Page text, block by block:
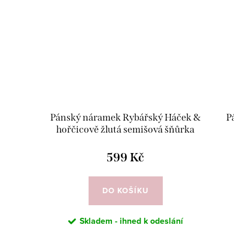
Pánský náramek Rybářský Háček &
hořčicově žlutá semišová šňůrka
599 Kč
DO KOŠÍKU
Skladem - ihned k odeslání